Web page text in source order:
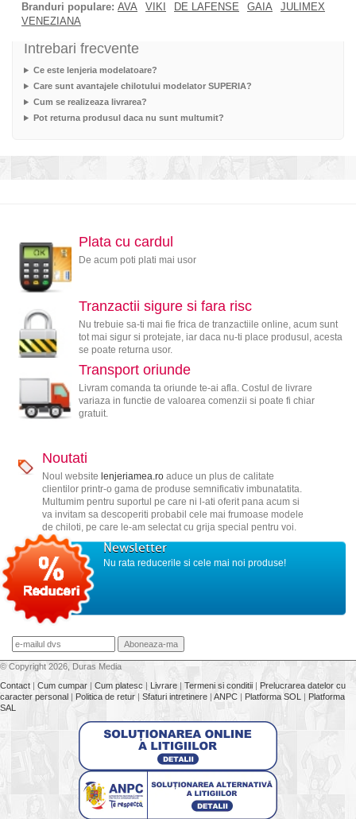
Branduri populare: AVA VIKI DE LAFENSE GAIA
JULIMEX
VENEZIANA
Intrebari frecvente
Ce este lenjeria modelatoare?
Care sunt avantajele chilotului modelator SUPERIA?
Cum se realizeaza livrarea?
Pot returna produsul daca nu sunt multumit?
Plata cu cardul
De acum poti plati mai usor
Tranzactii sigure si fara risc
Nu trebuie sa-ti mai fie frica de tranzactiile online, acum sunt
tot mai sigur si protejate, iar daca nu-ti place produsul, acesta
se poate returna usor.
Transport oriunde
Livram comanda ta oriunde te-ai afla. Costul de livrare
variaza in functie de valoarea comenzii si poate fi chiar
gratuit.
Noutati
Noul website lenjeriamea.roaduce un plus de calitate
clientilor printr-o gama de produse semnificativ imbunatatita.
Multumim pentru suportul pe care ni l-ati oferit pana acum si
va invitam sa descoperiti probabil cele mai frumoase modele
de chiloti, pe care le-am selectat cu grija special pentru voi.
Newsletter
Nu rata reducerile si cele mai noi produse!
© Copyright 2026, Duras Media
Contact | Cum cumpar | Cum platesc | Livrare | Termeni si conditii | Prelucrarea datelor cu
caracter personal | Politica de retur | Sfaturi intretinere | ANPC | Platforma SOL | Platforma
SAL